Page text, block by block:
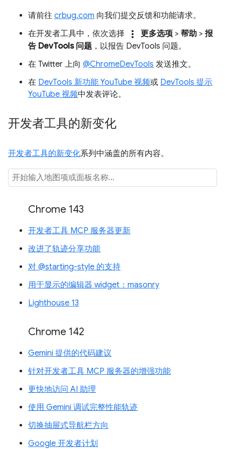
请前往 crbug.com 向我们提交反馈和功能请求。
在开发者工具中，依次选择
more_vert 更多选项 > 帮助 > 报
告 DevTools 问题 ，以报告 DevTools 问题。
在 Twitter 上向 @ChromeDevTools 发送推文。
在 DevTools 新功能 YouTube 视频或 DevTools 提示
YouTube 视频中发表评论。
开发者工具的新变化
开发者工具的新变化系列中涵盖的所有内容。
Chrome 143
开发者工具 MCP 服务器更新
改进了轨迹分享功能
对 @starting-style 的支持
用于显示的编辑器 widget：masonry
Lighthouse 13
Chrome 142
Gemini 提供的代码建议
针对开发者工具 MCP 服务器的增强功能
更快地访问 AI 助理
使用 Gemini 调试完整性能轨迹
切换抽屉式导航栏方向
Google 开发者计划